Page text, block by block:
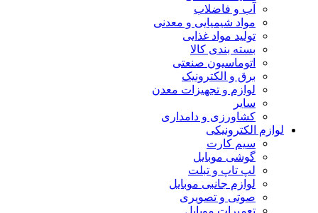
آب و فاضلاب
مواد شیمیایی و معدنی
تولید مواد غذایی
بسته بندی کالا
اتوماسیون صنعتی
برق و الکترونیک
لوازم و تجهیزات معدن
سایر
کشاورزی و دامداری
لوازم الکترونیکی
سیم کارت
گوشی موبایل
لپ تاپ و تبلت
لوازم جانبی موبایل
صوتی و تصویری